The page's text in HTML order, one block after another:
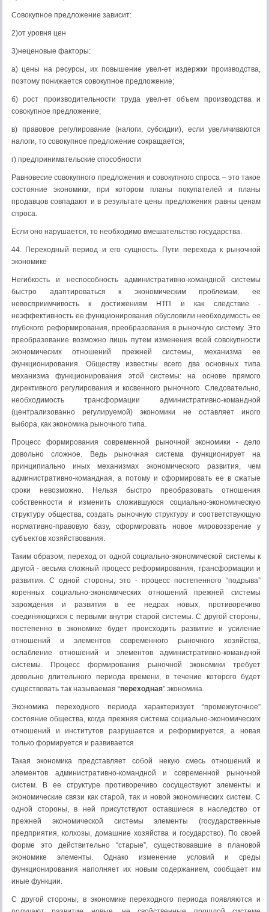
Совокупное предложение зависит:
2)от уровня цен
3)неценовые факторы:
а) цены на ресурсы, их повышение увел-ет издержки производства,
поэтому понижается совокупное предложение;
б) рост производительности труда увел-ет объем производства и
совокупное предложение;
в) правовое регулирование (налоги, субсидии), если увеличиваются
налоги, то совокупное предложение сокращается;
г) предпринимательские способности
Равновесие совокупного предложения и совокупного спроса – это такое
состояние экономики, при котором планы покупателей и планы
продавцов совпадают и в результате цены предложения равны ценам
спроса.
Если оно нарушается, то необходимо вмешательство государства.
44. Переходный период и его сущность. Пути перехода к рыночной
экономике
Негибкость и неспособность административно-командной системы
быстро адаптироваться к экономическим проблемам, ее
невосприимчивость к достижениям НТП и как следствие -
неэффективность ее функционирования обусловили необходимость ее
глубокого реформирования, преобразования в рыночную систему. Это
преобразование возможно лишь путем изменения всей совокупности
экономических отношений прежней системы, механизма ее
функционирования. Обществу известны всего два основных типа
механизма функционирования этой системы: на основе прямого
директивного регулирования и косвенного рыночного. Следовательно,
необходимость трансформации административно-командной
(централизованно регулируемой) экономики не оставляет иного
выбора, как экономика рыночного типа.
Процесс формирования современной рыночной экономики - дело
довольно сложное. Ведь рыночная система функционирует на
принципиально иных механизмах экономического развития, чем
административно-командная, а потому и сформировать ее в сжатые
сроки невозможно. Нельзя быстро преобразовать отношения
собственности и изменить сложившуюся социально-экономическую
структуру общества, создать рыночную структуру и соответствующую
нормативно-правовую базу, сформировать новое мировоззрение у
субъектов хозяйствования.
Таким образом, переход от одной социально-экономической системы к
другой - весьма сложный процесс реформирования, трансформации и
развития. С одной стороны, это - процесс постепенного “подрыва”
коренных социально-экономических отношений прежней системы
зарождения и развития в ее недрах новых, противоречиво
соединяющихся с первыми внутри старой системы. С другой стороны,
постепенно в экономике будет происходить развитие и усиление
отношений и элементов современного рыночного хозяйства,
ослабление отношений и элементов административно-командной
системы. Процесс формирования рыночной экономики требует
довольно длительного периода времени, в течение которого будет
существовать так называемая “переходная” экономика.
Экономика переходного периода характеризует “промежуточное”
состояние общества, когда прежняя система социально-экономических
отношений и институтов разрушается и реформируется, а новая
только формируется и развивается.
Такая экономика представляет собой некую смесь отношений и
элементов административно-командной и современной рыночной
систем. В ее структуре противоречиво сосуществуют элементы и
экономические связи как старой, так и новой экономических систем. С
одной стороны, в ней присутствуют оставшиеся в наследство от
прежней экономической системы элементы (государственные
предприятия, колхозы, домашние хозяйства и государство). По своей
форме это действительно “старые”, существовавшие в плановой
экономике элементы. Однако изменение условий и среды
функционирования наполняет их новым содержанием, сообщает им
иные функции.
С другой стороны, в экономике переходного периода появляются и